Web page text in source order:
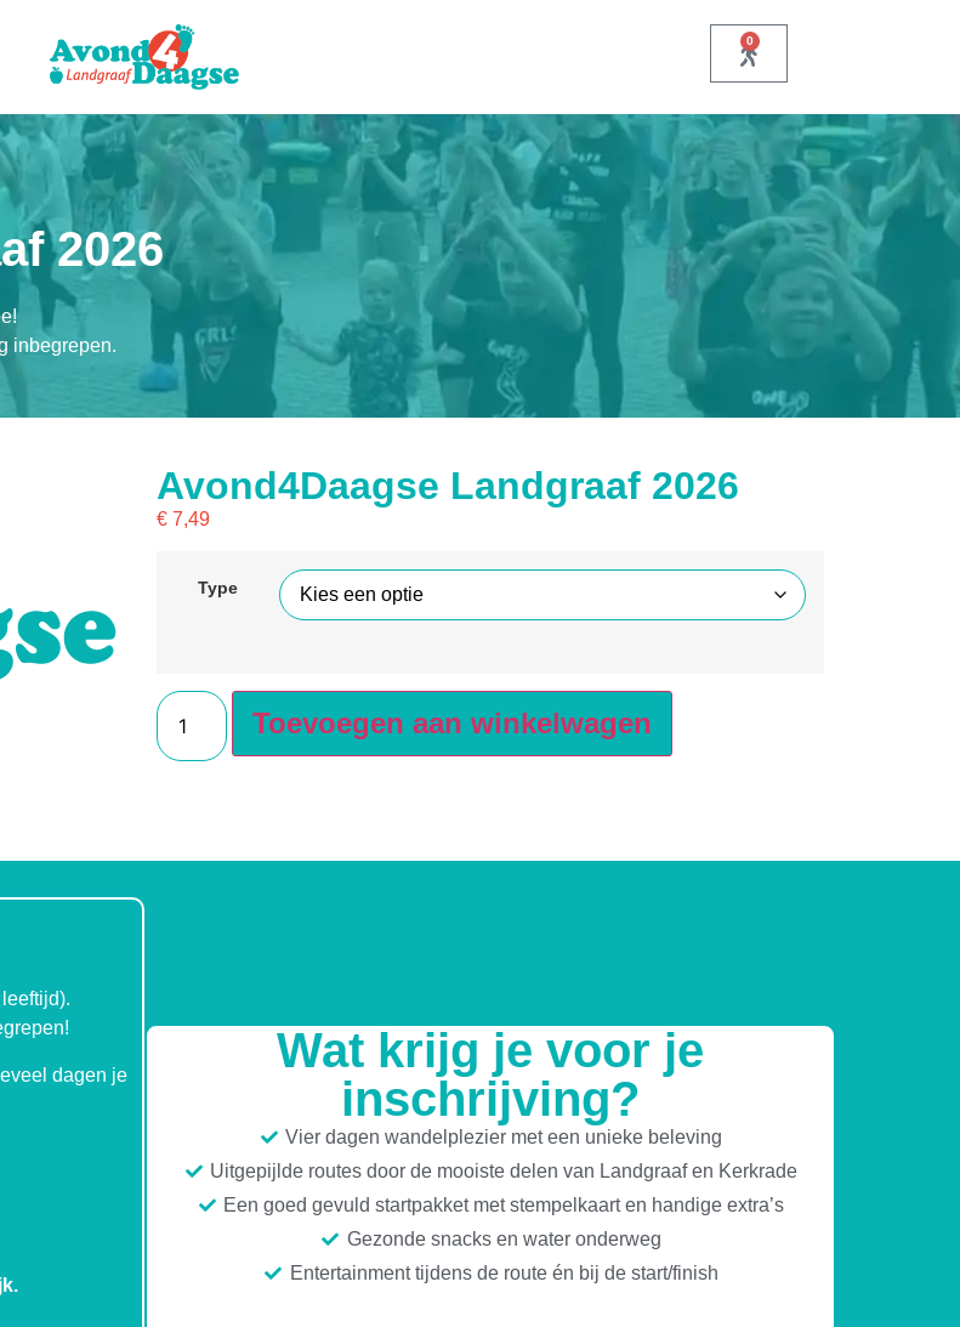
0
2026
inbegrepen.
Avond4Daagse Landgraaf 2026
€ 7,49
Type
Toevoegen aan winkelwagen
dagen je
Wat krijg je voor je
inschrijving?
Vier dagen wandelplezier met een unieke beleving
Uitgepijlde routes door de mooiste delen van Landgraaf en Kerkrade
Een goed gevuld startpakket met stempelkaart en handige extra’s
Gezonde snacks en water onderweg
Entertainment tijdens de route én bij de start/finish